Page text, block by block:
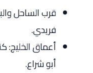
قرب الساحل
فريدي.
أعماق الخليج:
أبو شراع.